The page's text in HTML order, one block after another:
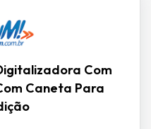
Com
Caneta Para